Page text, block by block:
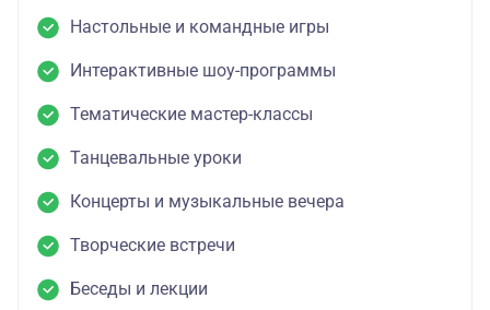
Настольные и командные игры
Интерактивные шоу-программы
Тематические мастер-классы
Танцевальные уроки
Концерты и музыкальные вечера
Творческие встречи
Беседы и лекции